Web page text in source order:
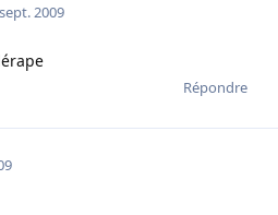
2009
Répondre